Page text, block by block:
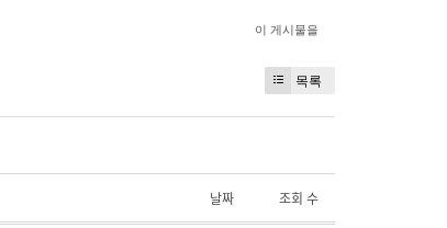
이 게시물을
목록
날짜 조회 수